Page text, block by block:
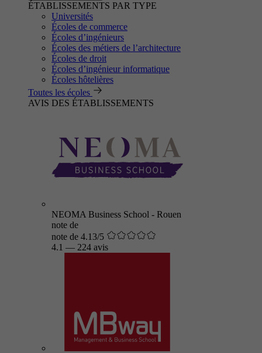
ÉTABLISSEMENTS PAR TYPE
Universités
Écoles de commerce
Écoles d’ingénieurs
Écoles des métiers de l’architecture
Écoles de droit
Écoles d’ingénieur informatique
Écoles hôtelières
Toutes les écoles
AVIS DES ÉTABLISSEMENTS
NEOMA Business School - Rouen
note de
note de 4.13/5
4.1 — 224 avis